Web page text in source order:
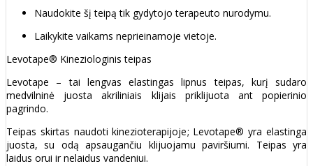
Naudokite šį teipą tik gydytojo terapeuto nurodymu.
Laikykite vaikams neprieinamoje vietoje.
Levotape® Kineziologinis teipas
Levotape – tai lengvas elastingas lipnus teipas, kurį sudaro
medvilninė juosta akriliniais klijais priklijuota ant popierinio
pagrindo.
Teipas skirtas naudoti kinezioterapijoje; Levotape® yra elastinga
juosta, su odą apsaugančiu klijuojamu paviršiumi. Teipas yra
laidus orui ir nelaidus vandeniui.